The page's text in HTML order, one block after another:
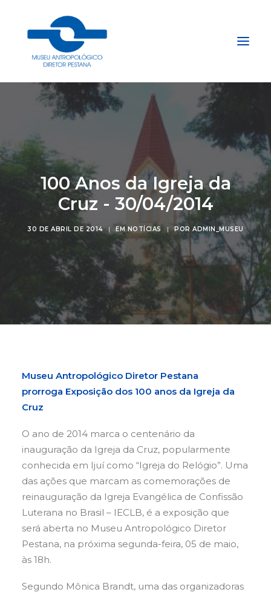
Explore
Apoie
Projetos
Gestão do Arquivo Fidene
Conecte
Buscar
100 Anos da Igreja da
Cruz - 30/04/2014
30 DE ABRIL DE 2014 | EM NOTÍCIAS | PORADMIN_MUSEU
Museu Antropológico Diretor Pestana
prorroga Exposição dos 100 anos da Igreja da
Cruz
O ano de 2014 marca o centenário da
inauguração da Igreja da Cruz, popularmente
conhecida em Ijuí como “Igreja do Relógio”. Uma
das ações que marcam as comemorações de
reinauguração da Igreja Evangélica de Confissão
Luterana no Brasil – IECLB, é a exposição que
será aberta no Museu Antropológico Diretor
Pestana, na próxima segunda-feira, 05 de maio,
às 18h.
Segundo Mônica Brandt, uma das organizadoras